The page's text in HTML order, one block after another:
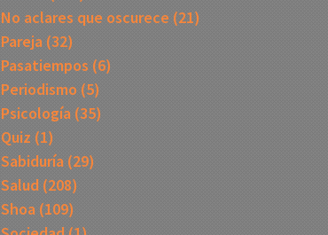
No aclares que oscurece (21)
Pareja (32)
Pasatiempos (6)
Periodismo (5)
Psicología (35)
Quiz (1)
Sabiduría (29)
Salud (208)
Shoa (109)